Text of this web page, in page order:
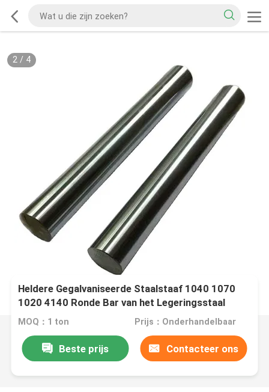
2/ 4
Heldere Gegalvaniseerde Staalstaaf 1040 1070
1020 4140 Ronde Bar van het Legeringsstaal
MOQ：1 ton Prijs：Onderhandelbaar
Beste prijs Contacteer ons